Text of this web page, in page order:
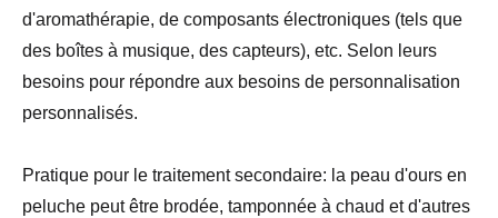
d'aromathérapie, de composants électroniques (tels que
des boîtes à musique, des capteurs), etc. Selon leurs
besoins pour répondre aux besoins de personnalisation
personnalisés.
Pratique pour le traitement secondaire: la peau d'ours en
peluche peut être brodée, tamponnée à chaud et d'autres